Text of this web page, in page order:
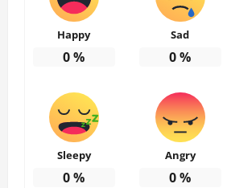
Happy
0%
Sad
0%
Sleepy
0%
Angry
0%